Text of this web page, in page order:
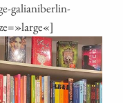
galianiberlin-